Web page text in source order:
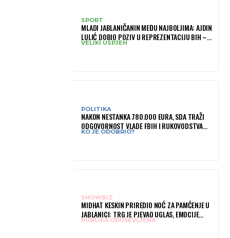
SPORT
MLADI JABLANIČANIN MEĐU NAJBOLJIMA: AJDIN
LULIĆ DOBIO POZIV U REPREZENTACIJU BIH –
BRANIT ĆE BOJE BIH NA SLOVENIA BALL
VELIKI USPJEH
POLITIKA
NAKON NESTANKA 780.000 EURA, SDA TRAŽI
ODGOVORNOST VLADE FBIH I RUKOVODSTVA
IGMANA
KO JE ODOBRIO?
SHOWBIZ
MIDHAT KESKIN PRIREDIO NOĆ ZA PAMĆENJE U
JABLANICI: TRG JE PJEVAO UGLAS, EMOCIJE
PREPLAVILE RODNI GRAD
PUBLIKA ODUŠEVLJENA